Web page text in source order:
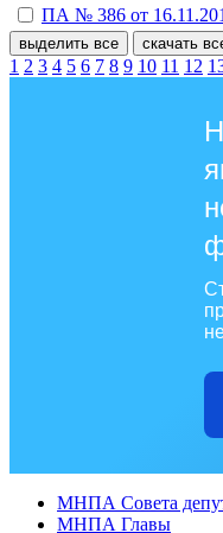
ПА № 386 от
выделить все скачать
1 2 3 4 5 6 7 8 9 10 11 12
МНПА Совета
МНПА Главы